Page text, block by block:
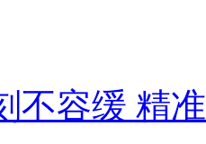
不容缓 精